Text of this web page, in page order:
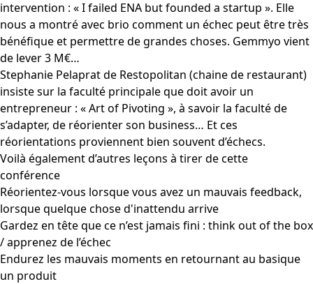
intervention : « I failed ENA but founded a startup ». Elle
nous a montré avec brio comment un échec peut être très
bénéfique et permettre de grandes choses. Gemmyo vient
de lever 3 M€…
Stephanie Pelaprat de Restopolitan (chaine de restaurant)
insiste sur la faculté principale que doit avoir un
entrepreneur : « Art of Pivoting », à savoir la faculté de
s’adapter, de réorienter son business… Et ces
réorientations proviennent bien souvent d’échecs.
Voilà également d’autres leçons à tirer de cette
conférence
Réorientez-vous lorsque vous avez un mauvais feedback,
lorsque quelque chose d'inattendu arrive
Gardez en tête que ce n’est jamais fini : think out of the box
/ apprenez de l’échec
Endurez les mauvais moments en retournant au basique
un produit